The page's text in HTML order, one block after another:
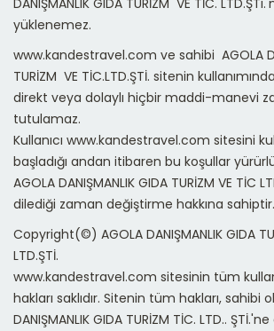
DANIŞMANLIK GIDA TURİZM VE TİC.
yüklenemez.
www.kandestravel.com ve sahibi AGOLA
TURİZM VE TİC.LTD.ŞTİ. sitenin
direkt veya dolaylı hiçbir maddi-manevi
tutulamaz.
Kullanıcı www.kandestravel.com sitesini
başladığı andan itibaren bu koşullar
AGOLA DANIŞMANLIK GIDA TURİZM VE TİC
dilediği zaman değiştirme hakkına sahiptir.
Copyright(©) AGOLA DANIŞMANLIK GIDA
LTD.ŞTİ.
www.kandestravel.com sitesinin tüm
hakları saklıdır. Sitenin tüm hakları, sahibi
DANIŞMANLIK GIDA TURİZM TİC. LTD..